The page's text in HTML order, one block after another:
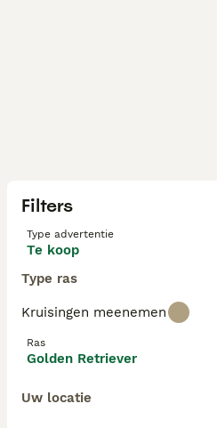
Filters
Type advertentie
Te koop
Type ras
Kruisingen meenemen
Ras
Golden Retriever
Uw locatie